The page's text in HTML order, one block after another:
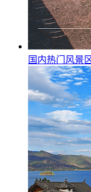
国内热门风景